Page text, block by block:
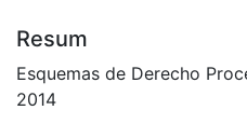
Resum
Esquemas de Derecho
2014